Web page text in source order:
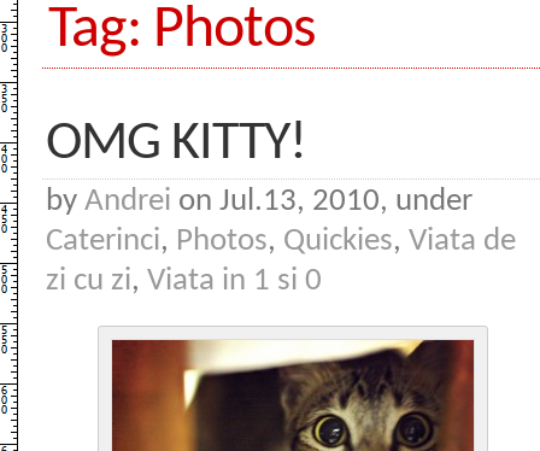
Tag: Photos
OMG KITTY!
by Andrei on Jul.13, 2010, under
Caterinci, Photos, Quickies, Viata de
zi cu zi, Viata in 1 si 0